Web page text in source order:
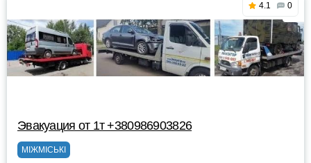
4.1 0
Эвакуация от 1т +380986903826
МІЖМІСЬКІ